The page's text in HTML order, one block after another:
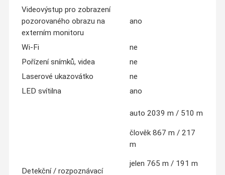
Videovýstup pro zobrazení
pozorovaného obrazu na
externím monitoru
ano
Wi-Fi
ne
Pořízení snímků, videa
ne
Laserové ukazovátko
ne
LED svítilna
ano
Detekční / rozpoznávací
auto 2039 m / 510 m
člověk 867 m / 217
m
jelen 765 m / 191 m